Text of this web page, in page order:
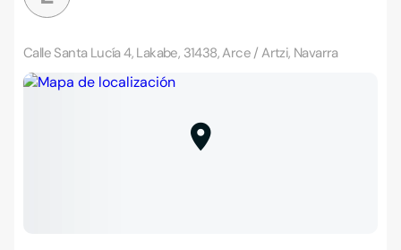
Calle Santa Lucía 4, Lakabe, 31438, Arce / Artzi, Navarra